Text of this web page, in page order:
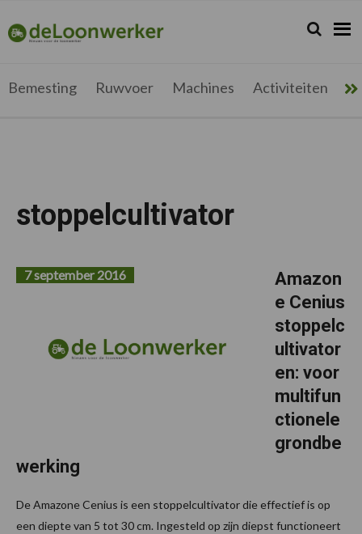
de
hoofdnavigatie
de
hoofd
de
eerste
de
voettekst
deloonwerker.be Zoeken...
Zoek
Bemesting Ruwvoer Machines Activiteiten
stoppelcultivator
Amazon
e Cenius
stoppelc
ultivator
en: voor
multifun
ctionele
grondbe
werking
7 september 2016
De Amazone Cenius is een stoppelcultivator die effectief is op
een diepte van 5 tot 30 cm. Ingesteld op zijn diepst functioneert